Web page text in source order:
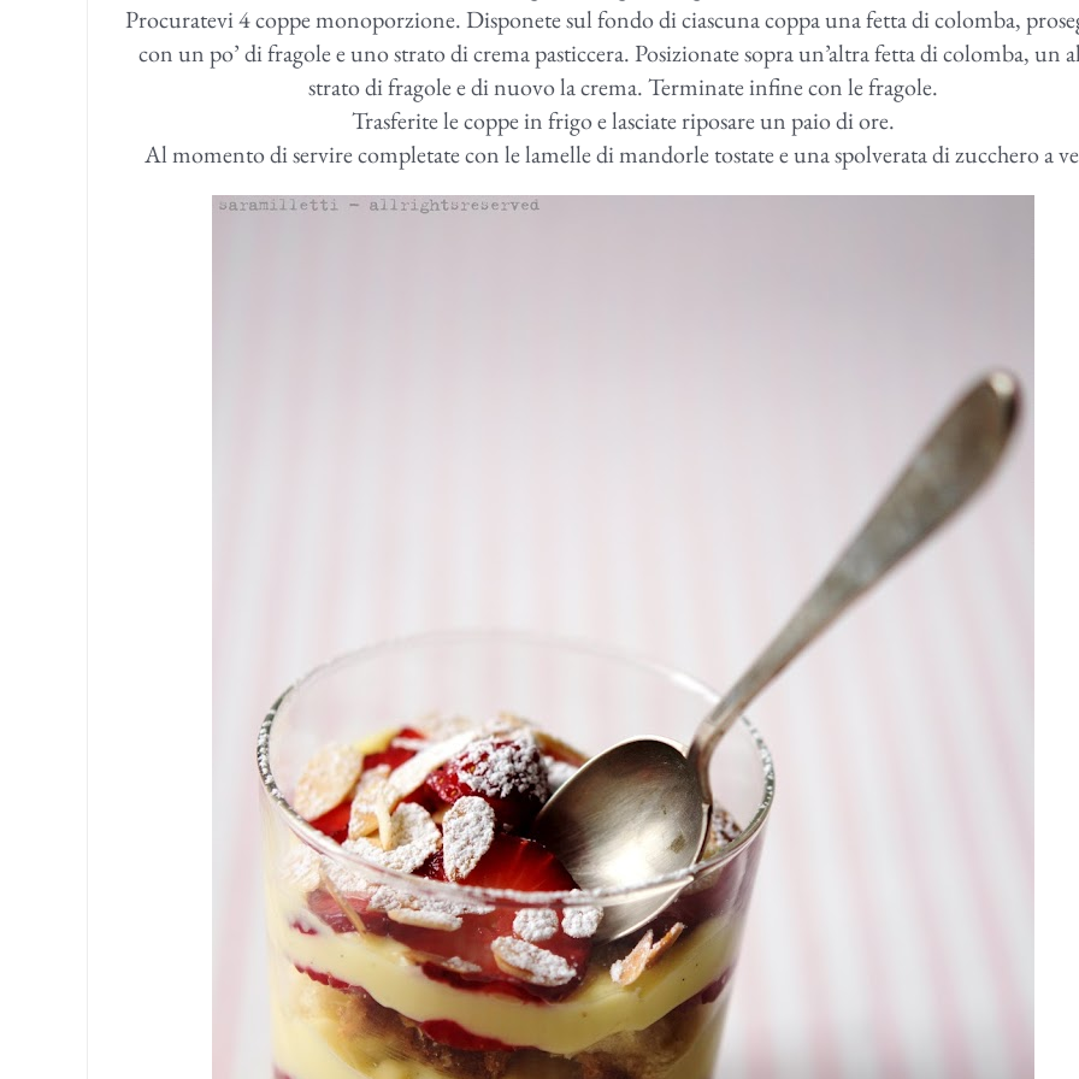
Procuratevi 4 coppe monoporzione. Disponete sul fondo di ciascuna coppa una fetta di colomba,
con un po’ di fragole e uno strato di crema pasticcera. Posizionate sopra un’altra fetta di colomba, un
strato di fragole e di nuovo la crema. Terminate infine con le fragole.
Trasferite le coppe in frigo e lasciate riposare un paio di ore.
Al momento di servire completate con le lamelle di mandorle tostate e una spolverata di zucchero a